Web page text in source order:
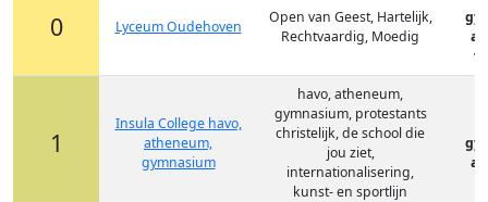
0 Lyceum Oudehoven
Open van Geest, Hartelijk,
Rechtvaardig, Moedig
1
Insula College havo,
atheneum,
gymnasium
havo, atheneum,
gymnasium, protestants
christelijk, de school die
jou ziet,
internationalisering,
kunst- en sportlijn